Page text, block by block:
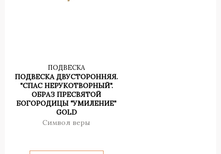
ПОДВЕСКА
ПОДВЕСКА ДВУСТОРОННЯЯ.
"СПАС НЕРУКОТВОРНЫЙ".
ОБРАЗ ПРЕСВЯТОЙ
БОГОРОДИЦЫ "УМИЛЕНИЕ"
GOLD
Символ веры